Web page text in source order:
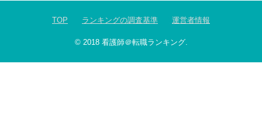
TOP ランキングの調査基準 運営者情報
© 2018 看護師＠転職ランキング.